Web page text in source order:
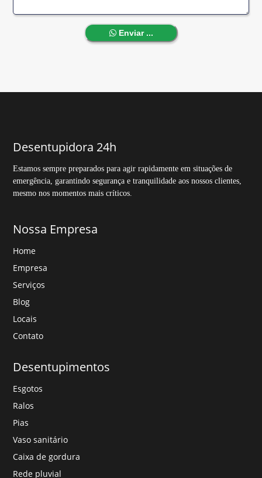
Enviar ...
Desentupidora 24h
Estamos sempre preparados para agir rapidamente em situações de
emergência, garantindo segurança e tranquilidade aos nossos clientes,
mesmo nos momentos mais críticos.
Nossa Empresa
Home
Empresa
Serviços
Blog
Locais
Contato
Desentupimentos
Esgotos
Ralos
Pias
Vaso sanitário
Caixa de gordura
Rede pluvial